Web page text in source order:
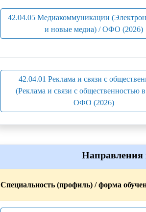
42.04.05 Медиакоммуникации
и новые медиа) / ОФО (2026)
42.04.01 Реклама и связи с
(Реклама и связи с
ОФО (2026)
Направления
Специальность (профиль) / форма